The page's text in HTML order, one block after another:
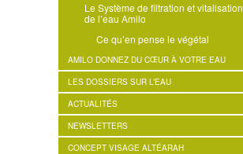
Le Système de filtration et vitalisation
de l’eau Amilo
Ce qu’en pense le végétal
AMILO DONNEZ DU CŒUR À VOTRE EAU
LES DOSSIERS SUR L’EAU
ACTUALITÉS
NEWSLETTERS
CONCEPT VISAGE ALTÉARAH